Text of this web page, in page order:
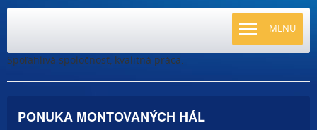
MENU
TOGGLE
Spoľahlivá spoločnosť, kvalitná práca.
PONUKA MONTOVANÝCH HÁL